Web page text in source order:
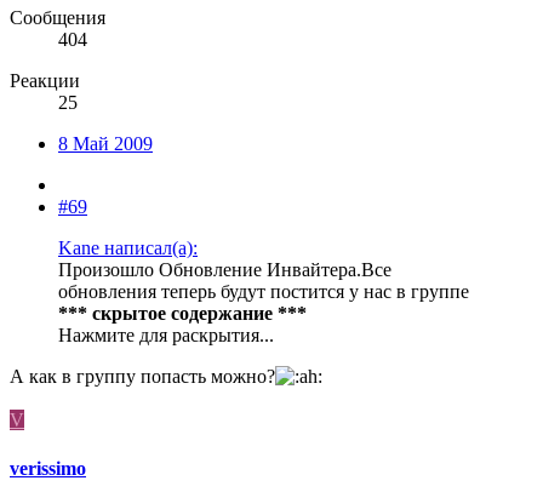
Сообщения
404
Реакции
25
8 Май 2009
#69
Kane написал(а):
Произошло Обновление Инвайтера.Все
обновления теперь будут постится у нас в группе
*** скрытое содержание ***
Нажмите для раскрытия...
А как в группу попасть можно?
V
verissimo